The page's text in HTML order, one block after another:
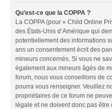
Qu’est-ce que la COPPA ?
La COPPA (pour « Child Online
des États-Unis d’Amérique qui
potentiellement des informations
ans un consentement écrit des
mineurs concernés. Si vous ne
également aux mineurs âgés de
forum, nous vous conseillons de
pourra vous renseigner. Veuillez
propriétaires de ce forum ne
légale et ne doivent donc pas être